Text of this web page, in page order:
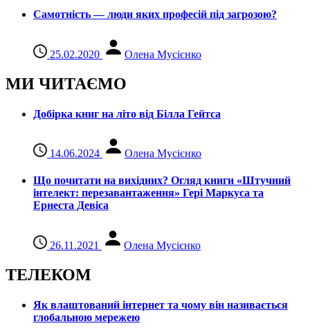
Самотність — люди яких професій під загрозою?
25.02.2020 Олена Мусієнко
МИ ЧИТАЄМО
Добірка книг на літо від Білла Гейтса
14.06.2024 Олена Мусієнко
Що почитати на вихідних? Огляд книги «Штучний
інтелект: перезавантаження» Гері Маркуса та
Ернеста Девіса
26.11.2021 Олена Мусієнко
ТЕЛЕКОМ
Як влаштований інтернет та чому він називається
глобальною мережею